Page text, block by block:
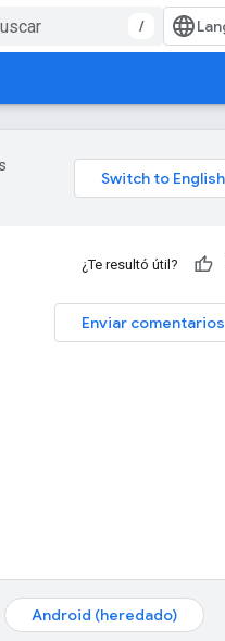
/
¿Te resultó útil?
Enviar comentarios
Android (heredado)